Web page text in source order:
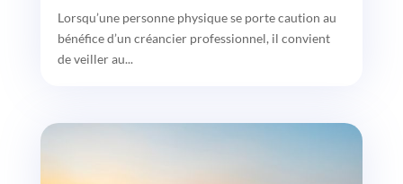
Lorsqu’une personne physique se porte caution au
bénéfice d’un créancier professionnel, il convient
de veiller au...